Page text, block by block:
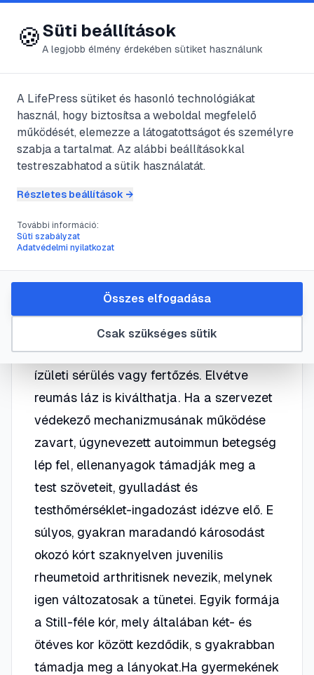
😍 LifePress
@computer
2022. október 13. ·4 perc olvasás
Izületi gyulladás
#ízület
Egy vagy több ízületben gyulladás
keletkezik, melyet rendszerint duzzanat,
fájdalom, mozgáskorlátozottság,
nyomásérzékenység kísér. Okozhatja
ízületi sérülés vagy fertőzés. Elvétve
reumás láz is kiválthatja. Ha a szervezet
védekező mechanizmusának működése
zavart, úgynevezett autoimmun betegség
lép fel, ellenanyagok támadják meg a
test szöveteit, gyulladást és
testhőmérséklet-ingadozást idézve elő. E
súlyos, gyakran maradandó károsodást
okozó kórt szaknyelven juvenilis
rheumetoid arthritisnek nevezik, melynek
igen változatosak a tünetei. Egyik formája
a Still-féle kór, mely általában két- és
ötéves kor között kezdődik, s gyakrabban
támadja meg a lányokat.Ha gyermekének
🍪Süti beállítások
A legjobb élmény érdekében sütiket használunk
A LifePress sütiket és hasonló technológiákat
használ, hogy biztosítsa a weboldal megfelelő
működését, elemezze a látogatottságot és személyre
szabja a tartalmat. Az alábbi beállításokkal
testreszabhatod a sütik használatát.
Részletes beállítások →
További információ:
Süti szabályzat
Adatvédelmi nyilatkozat
Csak szükséges sütik
Összes elfogadása